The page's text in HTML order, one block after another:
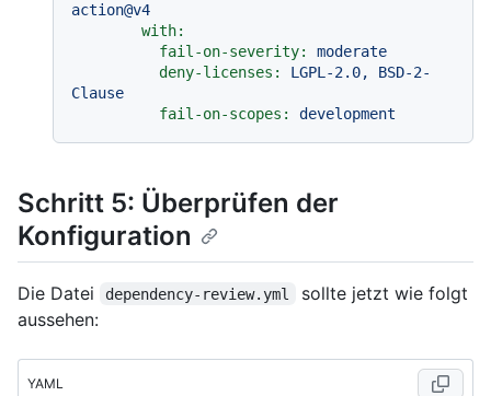
action@v4
with:
fail-on-severity:
moderate
deny-licenses:
LGPL-2.0,
BSD-2-
Clause
fail-on-scopes:
development
Schritt 5: Überprüfen der
Konfiguration
Die Datei dependency-review.yml
sollte jetzt wie folgt
aussehen:
YAML